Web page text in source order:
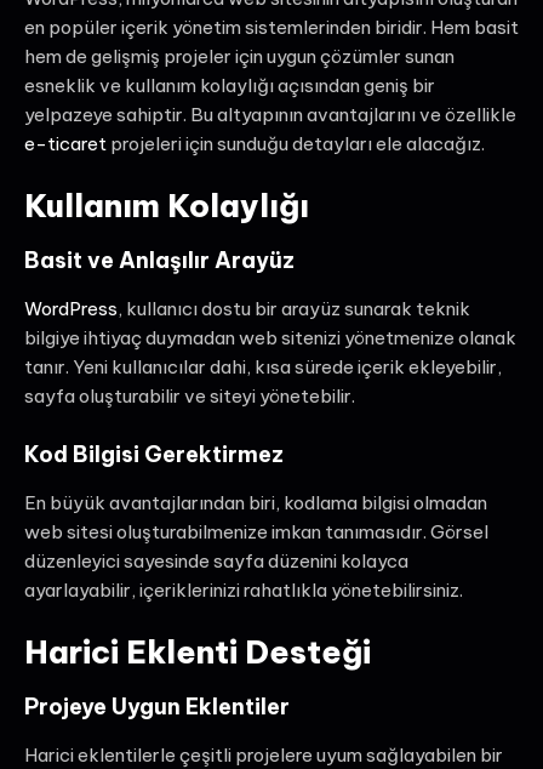
en popüler içerik yönetim sistemlerinden biridir. Hem basit
hem de gelişmiş projeler için uygun çözümler sunan
esneklik ve kullanım kolaylığı açısından geniş bir
yelpazeye sahiptir. Bu altyapının avantajlarını ve özellikle
e-ticaret projeleri için sunduğu detayları ele alacağız.
Kullanım Kolaylığı
Basit ve Anlaşılır Arayüz
WordPress, kullanıcı dostu bir arayüz sunarak teknik
bilgiye ihtiyaç duymadan web sitenizi yönetmenize olanak
tanır. Yeni kullanıcılar dahi, kısa sürede içerik ekleyebilir,
sayfa oluşturabilir ve siteyi yönetebilir.
Kod Bilgisi Gerektirmez
En büyük avantajlarından biri, kodlama bilgisi olmadan
web sitesi oluşturabilmenize imkan tanımasıdır. Görsel
düzenleyici sayesinde sayfa düzenini kolayca
ayarlayabilir, içeriklerinizi rahatlıkla yönetebilirsiniz.
Harici Eklenti Desteği
Projeye Uygun Eklentiler
Harici eklentilerle çeşitli projelere uyum sağlayabilen bir